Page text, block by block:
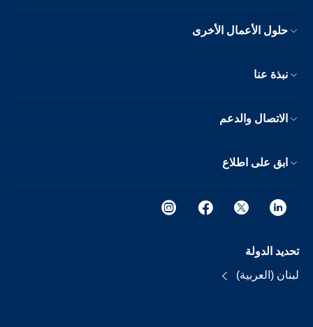
حلول الأعمال الأخرى
نبذة عنا
الاتصال والدعم
ابق على اطلاع
تحديد الدولة
لبنان (العربية)